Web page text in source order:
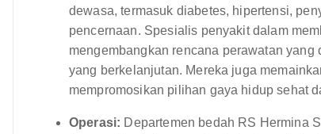
dewasa, termasuk diabetes, hipertensi,
pencernaan. Spesialis penyakit dalam
mengembangkan rencana perawatan
yang berkelanjutan. Mereka juga
mempromosikan pilihan gaya hidup sehat
Operasi: Departemen bedah RS Hermina